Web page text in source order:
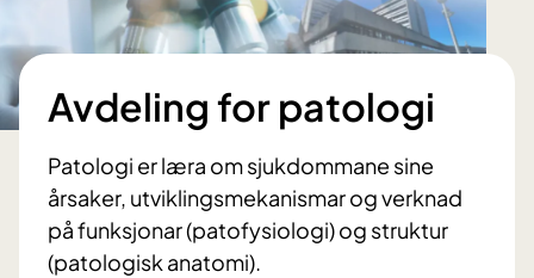
Avdeling for patologi
Patologi er læra om sjukdommane sine
årsaker, utviklingsmekanismar og verknad
på funksjonar (patofysiologi) og struktur
(patologisk anatomi).